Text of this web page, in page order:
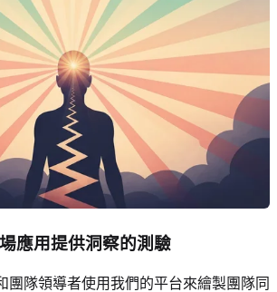
應用提供洞察的測驗
團隊領導者使用我們的平台來繪製團隊同